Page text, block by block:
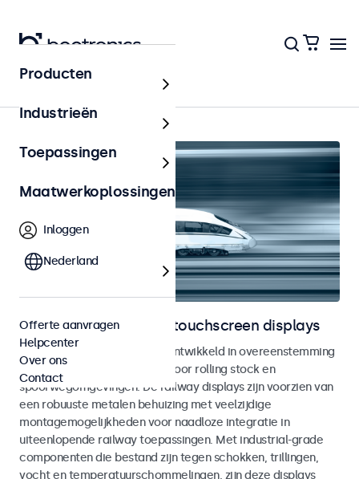
Railway
Railway monitoren en touchscreen displays
Monitoren en touchscreens ontwikkeld in overeenstemming
met EN 50155 en EN 45545-2 voor rolling stock en
spoorwegomgevingen. De railway displays zijn voorzien van
een robuuste metalen behuizing met veelzijdige
montagemogelijkheden voor naadloze integratie in
uiteenlopende railway toepassingen. Met industrial-grade
componenten die bestand zijn tegen schokken, trillingen,
vocht en temperatuurschommelingen, zijn deze displays
Producten
Industrieën
Toepassingen
Maatwerkoplossingen
Inloggen
Nederland
Offerte aanvragen
Helpcenter
Over ons
Contact